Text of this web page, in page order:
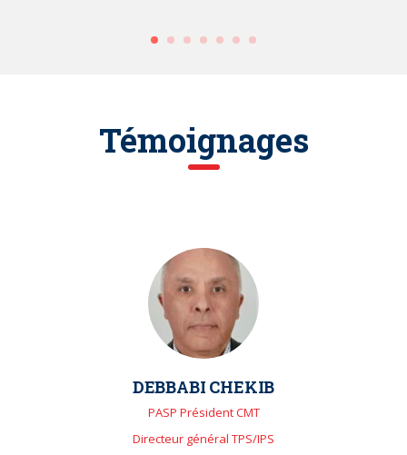
Témoignages
DEBBABI CHEKIB
PASP Président CMT
Directeur général TPS/IPS